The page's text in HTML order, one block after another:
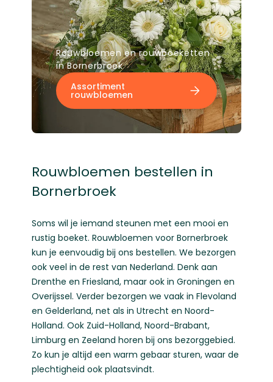
Rouwbloemen en rouwboeketten
in Bornerbroek
Assortiment
rouwbloemen
Rouwbloemen bestellen in
Bornerbroek
Soms wil je iemand steunen met een mooi en
rustig boeket. Rouwbloemen voor Bornerbroek
kun je eenvoudig bij ons bestellen. We bezorgen
ook veel in de rest van Nederland. Denk aan
Drenthe en Friesland, maar ook in Groningen en
Overijssel. Verder bezorgen we vaak in Flevoland
en Gelderland, net als in Utrecht en Noord-
Holland. Ook Zuid-Holland, Noord-Brabant,
Limburg en Zeeland horen bij ons bezorggebied.
Zo kun je altijd een warm gebaar sturen, waar de
plechtigheid ook plaatsvindt.